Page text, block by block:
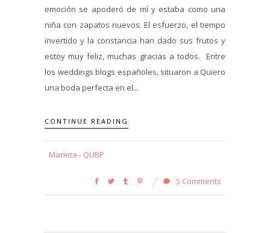
emoción se apoderó de mí y estaba como una
niña con zapatos nuevos. El esfuerzo, el tiempo
invertido y la constancia han dado sus frutos y
estoy muy feliz, muchas gracias a todos. Entre
los weddings blogs españoles, situaron a Quiero
una boda perfecta en el...
CONTINUE READING
Marieta - QUBP
5 Comments